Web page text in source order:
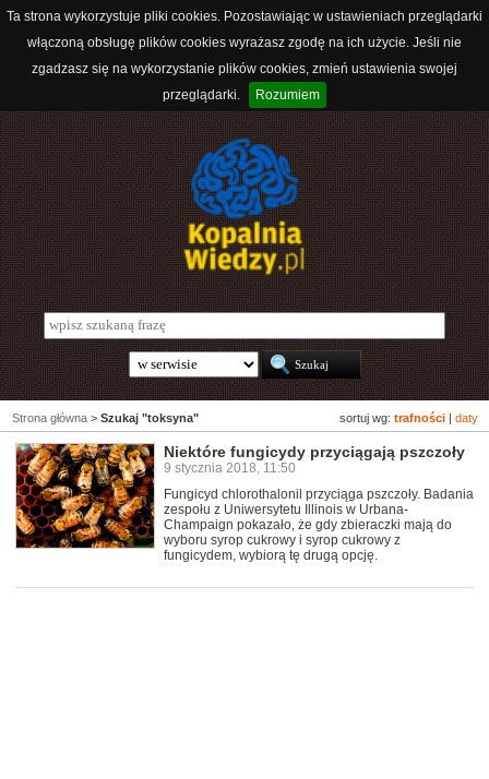
Ta strona wykorzystuje pliki cookies. Pozostawiając w ustawieniach przeglądarki
włączoną obsługę plików cookies wyrażasz zgodę na ich użycie. Jeśli nie
zgadzasz się na wykorzystanie plików cookies, zmień ustawienia swojej
przeglądarki.
Rozumiem
sortuj wg: trafności daty
Strona główna > Szukaj "toksyna"
Niektóre fungicydy przyciągają pszczoły
9 stycznia 2018, 11:50
Fungicyd chlorothalonil przyciąga pszczoły. Badania
zespołu z Uniwersytetu Illinois w Urbana-
Champaign pokazało, że gdy zbieraczki mają do
wyboru syrop cukrowy i syrop cukrowy z
fungicydem, wybiorą tę drugą opcję.